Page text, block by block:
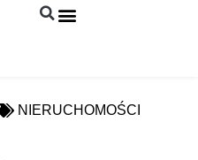
NIERUCHOMOŚCI